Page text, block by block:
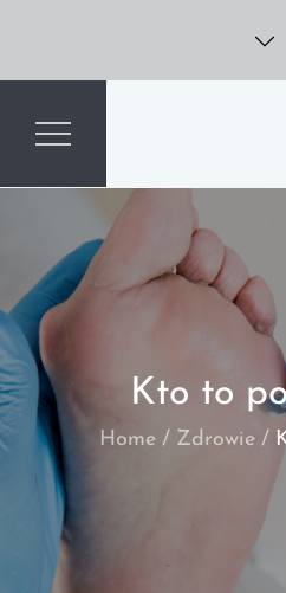
content
Kto to
Home Zdrowie